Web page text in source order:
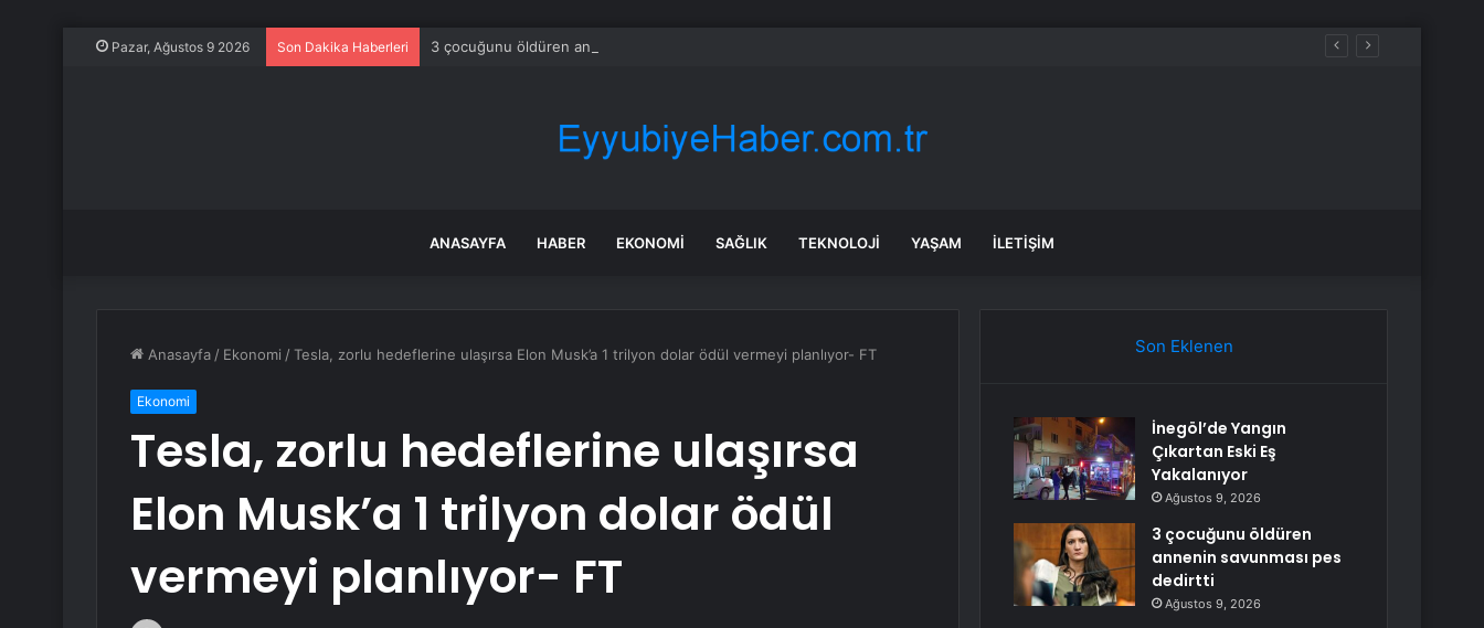
Pazar, Ağustos 9 2026 Son Dakika Haberleri 3 çocuğunu öldüren annenin savunması pes dedirtti
ANASAYFA HABER EKONOMI SAĞLIK TEKNOLOJI YAŞAM İLETIŞIM
Anasayfa / Ekonomi /Tesla, zorlu hedeflerine ulaşırsa Elon Musk’a 1 trilyon dolar ödül vermeyi planlıyor- FT
Ekonomi
Tesla, zorlu hedeflerine ulaşırsa
Elon Musk’a 1 trilyon dolar ödül
vermeyi planlıyor- FT
Son Eklenen
İnegöl’de Yangın
Çıkartan Eski Eş
Yakalanıyor
Ağustos 9, 2026
3 çocuğunu öldüren
annenin savunması pes
dedirtti
Ağustos 9, 2026